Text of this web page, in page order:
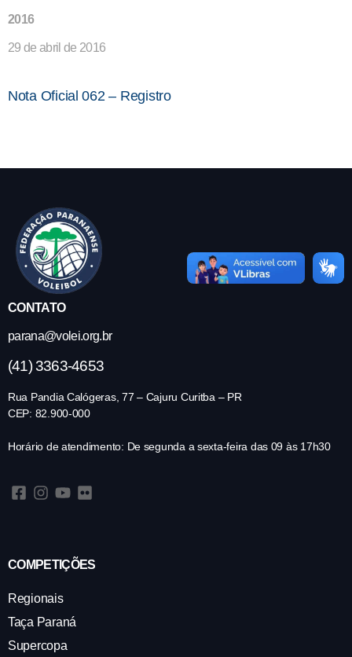
2016
29 de abril de 2016
Nota Oficial 062 – Registro
CONTATO
parana@volei.org.br
(41) 3363-4653
Rua Pandia Calógeras, 77 – Cajuru Curitba – PR
CEP: 82.900-000
Horário de atendimento: De segunda a sexta-feira das 09 às 17h30
COMPETIÇÕES
Regionais
Taça Paraná
Supercopa